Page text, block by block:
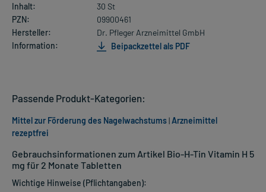
Inhalt:
30 St
PZN:
09900461
Hersteller:
Dr. Pfleger Arzneimittel GmbH
Information:
Beipackzettel als PDF
Gebrauchsinformationen zum Artikel Bio-H-Tin Vitamin H 5
mg für 2 Monate Tabletten
Wichtige Hinweise (Pflichtangaben):
Passende Produkt-Kategorien:
Mittel zur Förderung des Nagelwachstums|Arzneimittel
rezeptfrei